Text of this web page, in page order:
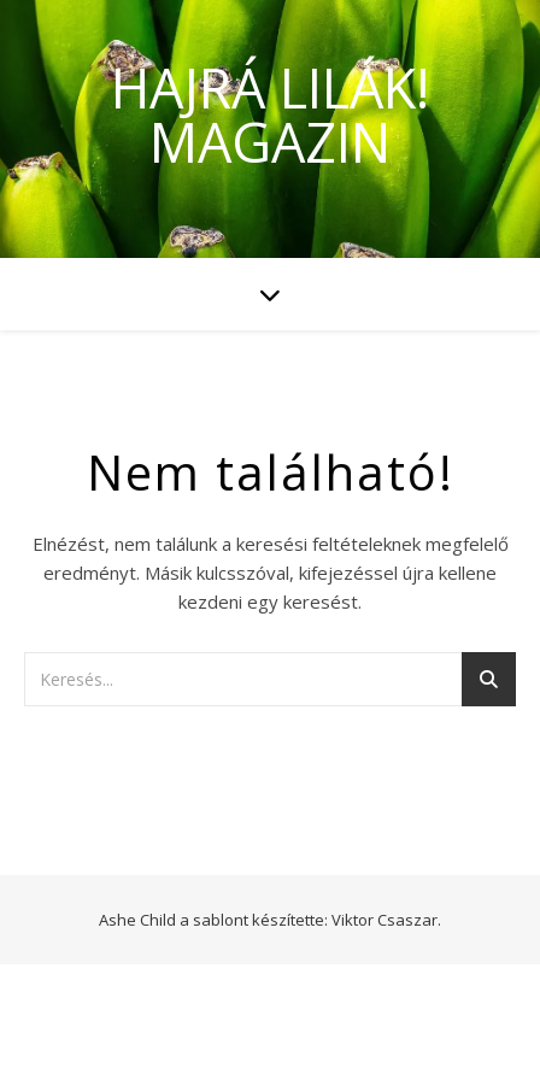
HAJRÁ LILÁK!
MAGAZIN
Nem található!
Elnézést, nem találunk a keresési feltételeknek megfelelő
eredményt. Másik kulcsszóval, kifejezéssel újra kellene
kezdeni egy keresést.
Ashe Child a sablont készítette: Viktor Csaszar.